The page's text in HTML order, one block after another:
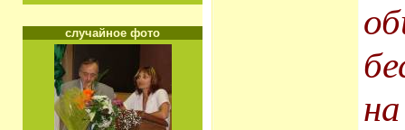
случайное фото